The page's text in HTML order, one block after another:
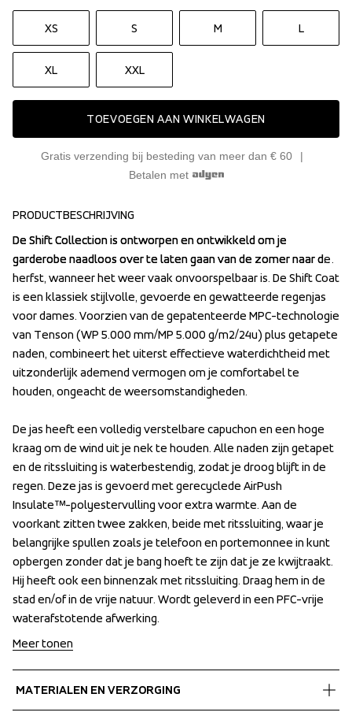
XS S M L
XL XXL
TOEVOEGEN AAN WINKELWAGEN
Gratis verzending bij besteding van meer dan € 60
Betalen met
PRODUCTBESCHRIJVING
De Shift Collection is ontworpen en ontwikkeld om je
garderobe naadloos over te laten gaan van de zomer naar de
herfst, wanneer het weer vaak onvoorspelbaar is. De Shift Coat
is een klassiek stijlvolle, gevoerde en gewatteerde regenjas
voor dames. Voorzien van de gepatenteerde MPC-technologie
van Tenson (WP 5.000 mm/MP 5.000 g/m2/24u) plus getapete
naden, combineert het uiterst effectieve waterdichtheid met
uitzonderlijk ademend vermogen om je comfortabel te
houden, ongeacht de weersomstandigheden.
De jas heeft een volledig verstelbare capuchon en een hoge
kraag om de wind uit je nek te houden. Alle naden zijn getapet
en de ritssluiting is waterbestendig, zodat je droog blijft in de
regen. Deze jas is gevoerd met gerecyclede AirPush
Insulate™-polyestervulling voor extra warmte. Aan de
voorkant zitten twee zakken, beide met ritssluiting, waar je
belangrijke spullen zoals je telefoon en portemonnee in kunt
opbergen zonder dat je bang hoeft te zijn dat je ze kwijtraakt.
Hij heeft ook een binnenzak met ritssluiting. Draag hem in de
stad en/of in de vrije natuur. Wordt geleverd in een PFC-vrije
waterafstotende afwerking.
De Shift Collection is ontworpen en ontwikkeld om je
garderobe naadloos over te laten gaan van de zomer naar de
herfst, wanneer het weer vaak onvoorspelbaar is. De Shift Coat
is een klassiek stijlvolle, gevoerde en gewatteerde regenjas
voor dames. Voorzien van de gepatenteerde MPC-technologie
van Tenson (WP 5.000 mm/MP 5.000 g/m2/24u) plus getapete
naden, combineert het uiterst effectieve waterdichtheid met
uitzonderlijk ademend vermogen om je comfortabel te
houden, ongeacht de weersomstandigheden.
De jas heeft een volledig verstelbare capuchon en een hoge
kraag om de wind uit je nek te houden. Alle naden zijn getapet
en de ritssluiting is waterbestendig, zodat je droog blijft in de
regen. Deze jas is gevoerd met gerecyclede AirPush
Insulate™-polyestervulling voor extra warmte. Aan de
voorkant zitten twee zakken, beide met ritssluiting, waar je
belangrijke spullen zoals je telefoon en portemonnee in kunt
opbergen zonder dat je bang hoeft te zijn dat je ze kwijtraakt.
Hij heeft ook een binnenzak met ritssluiting. Draag hem in de
stad en/of in de vrije natuur. Wordt geleverd in een PFC-vrije
waterafstotende afwerking.
Meer tonen
MATERIALEN EN VERZORGING